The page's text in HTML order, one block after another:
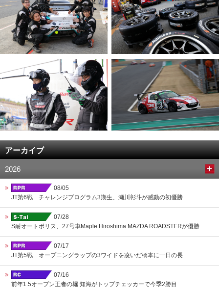
アーカイブ
2026
08/05
JT第6戦 チャレンジプログラム3期生、瀬川彰斗が感動の初優勝
07/28
S耐オートポリス、27号車Maple Hiroshima MAZDA ROADSTERが優勝
07/17
JT第5戦 オープニングラップの3ワイドを凌いだ橋本に一日の長
07/16
前年1.5オープン王者の堀 知海がトップチェッカーで今季2勝目